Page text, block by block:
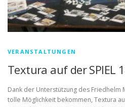
VERANSTALTUNGEN
Textura auf der SPIEL
Dank der Unterstützung des Friedhelm
tolle Möglichkeit bekommen, Textura